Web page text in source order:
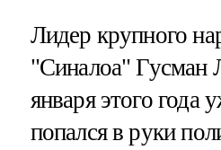
Лидер крупного
"Синалоа" Гусман
января этого года
попался в руки